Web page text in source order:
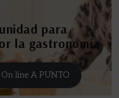
para
la gastronomía
On line A PUNTO